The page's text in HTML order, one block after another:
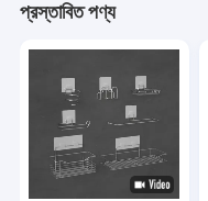
প্রস্তাবিত পণ্য